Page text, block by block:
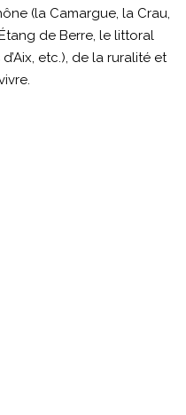
(la Camargue, la Crau,
de Berre, le littoral
etc.), de la ruralité et